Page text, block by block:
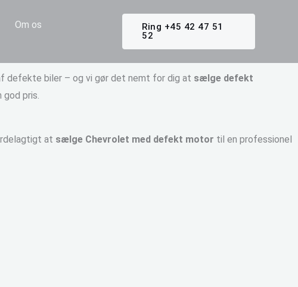
Om os
Ring +45 42 47 51
52
defekte biler – og vi gør det nemt for dig at sælge defekt
pris.
at sælge Chevrolet med defekt motor til en professionel